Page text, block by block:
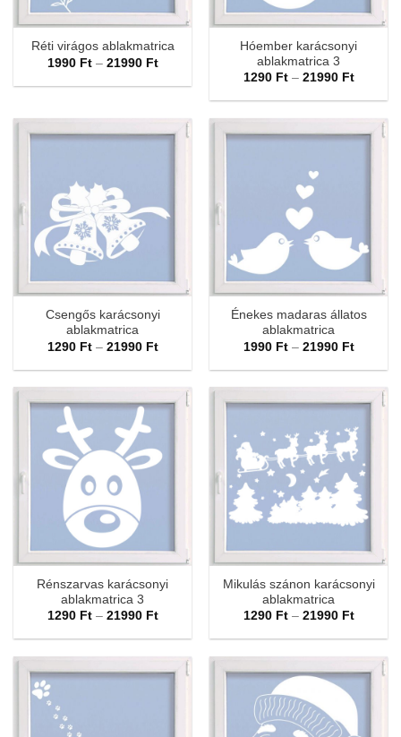
Réti virágos ablakmatrica
1990 Ft – 21990 FtÁrtartomány:
-
Hóember karácsonyi
ablakmatrica 3
1290 Ft – 21990 Ft
-
Csengős karácsonyi
ablakmatrica
1290 Ft – 21990 FtÁrtartomány:
-
Énekes madaras állatos
ablakmatrica
1990 Ft – 21990 Ft
-
Rénszarvas karácsonyi
ablakmatrica 3
1290 Ft – 21990 FtÁrtartomány:
-
Mikulás szánon karácsonyi
ablakmatrica
1290 Ft – 21990 Ft
-